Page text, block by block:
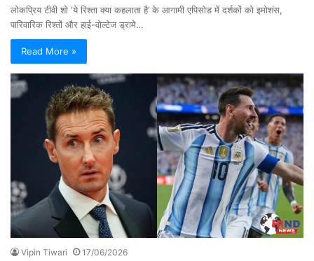
लोकप्रिय टीवी शो ‘ये रिश्ता क्या कहलाता है’ के आगामी एपिसोड में दर्शकों को इमोशंस,
पारिवारिक रिश्तों और हाई-वोल्टेज ड्रामे…
Read More »
Vipin Tiwari 17/06/2026